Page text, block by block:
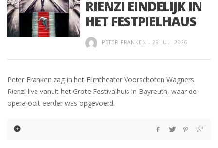
RIENZI EINDELIJK IN
HET FESTPIELHAUS
PETER FRANKEN - 29 JULI 2026
Peter Franken zag in het Filmtheater Voorschoten Wagners
Rienzi live vanuit het Grote Festivalhuis in Bayreuth, waar de
opera ooit eerder was opgevoerd.